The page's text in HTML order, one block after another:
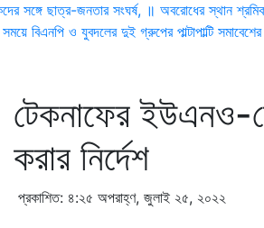
সঙ্গে ছাত্র-জনতার সংঘর্ষ, ॥ অবরোধের স্থান
বিএনপি ও যুবদলের দুই গ্রুপের পাল্টাপাল্টি
টেকনাফের
করার নির্দেশ
প্রকাশিত: ৪:২৫ অপরাহ্ণ, জুলাই ২৫, ২০২২